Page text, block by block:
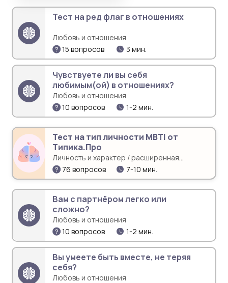
Тест на ред флаг в отношениях
Любовь и отношения
15 вопросов
3 мин.
Чувствуете ли вы себя
любимым(ой) в отношениях?
Любовь и отношения
10 вопросов
1-2 мин.
Тест на тип личности MBTI от
Типика.Про
Личность и характер / расширенная
диагностика
76 вопросов 7-10 мин.
Вам с партнёром легко или
сложно?
Любовь и отношения
10 вопросов
1-2 мин.
Вы умеете быть вместе, не теряя
себя?
Любовь и отношения